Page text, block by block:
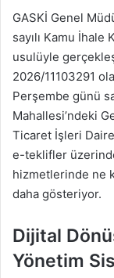
GASKİ Genel
sayılı Kamu İhale
usulüyle
2026/11103291
Perşembe günü
Mahallesi’ndeki
Ticaret İşleri
e-teklifler
hizmetlerinde ne
daha gösteriyor.
Dijital
Yönetim